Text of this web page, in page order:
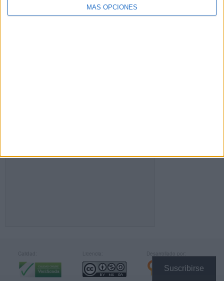
MÁS OPCIONES
Suscribirse